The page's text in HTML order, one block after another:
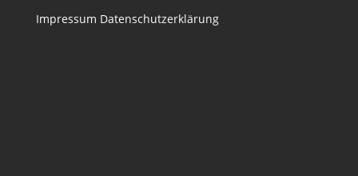
Impressum Datenschutzerklärung